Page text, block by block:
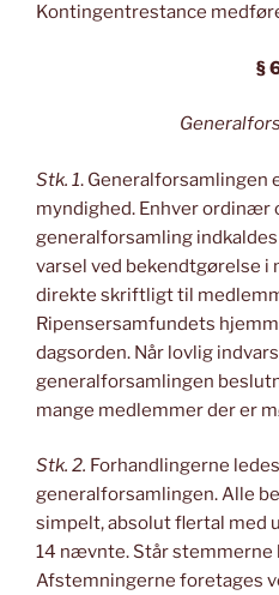
Kontingentrestance
§
Stk. 1. Generalforsamlingen
myndighed. Enhver
generalforsamling
varsel ved bekendtgørelse i
direkte skriftligt til
Ripensersamfundets
dagsorden. Når lovlig
generalforsamlingen
mange medlemmer der er
Stk. 2. Forhandlingerne
generalforsamlingen. Alle
simpelt, absolut flertal med
14 nævnte. Står
Afstemningerne foretages